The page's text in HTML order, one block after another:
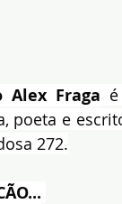
Alex Fraga
poeta e
272.